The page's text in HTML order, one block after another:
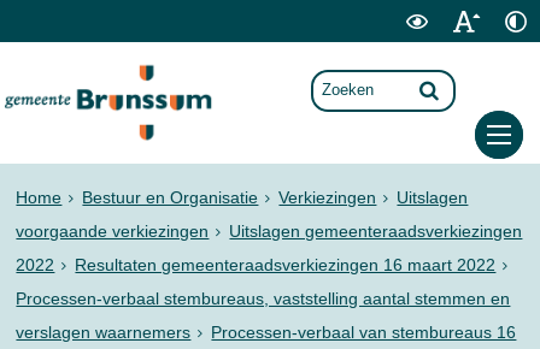
Home Bestuur en Organisatie Verkiezingen
Uitslagen
voorgaande verkiezingen
Uitslagen gemeenteraadsverkiezingen
2022
Resultaten gemeenteraadsverkiezingen 16 maart 2022
Processen-verbaal stembureaus, vaststelling aantal stemmen en
verslagen waarnemers
Processen-verbaal van stembureaus 16